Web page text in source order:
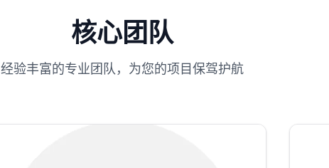
核心团队
经验丰富的专业团队，为您的项目保驾护航